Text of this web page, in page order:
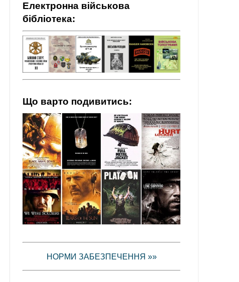
Електронна військова
бібліотека:
Що варто подивитись:
НОРМИ ЗАБЕЗПЕЧЕННЯ »»